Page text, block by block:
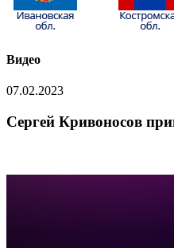
Видео
07.02.2023
Сергей Кривоносов